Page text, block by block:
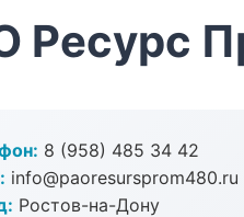
Ресурс
8 (958) 485 34 42
info@paoresursprom480.ru
Ростов-на-Дону